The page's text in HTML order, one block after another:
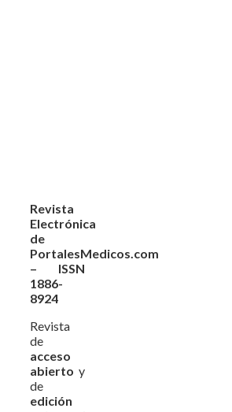
Revista
Electrónica
de
PortalesMedicos.com
– ISSN
1886-
8924
Revista
de
acceso
abierto y
de
edición